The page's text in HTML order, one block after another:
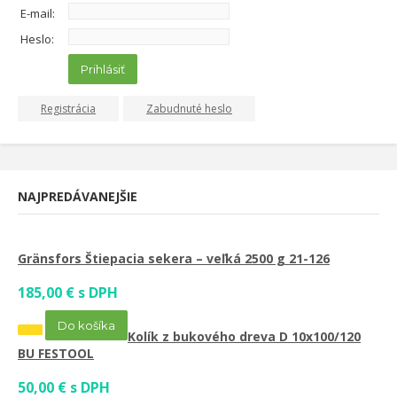
E-mail:
Heslo:
Prihlásiť
Registrácia Zabudnuté heslo
NAJPREDÁVANEJŠIE
Gränsfors Štiepacia sekera – veľká 2500 g 21-126
185,00 € s DPH
Do košíka
Kolík z bukového dreva D 10x100/120
BU FESTOOL
50,00 € s DPH